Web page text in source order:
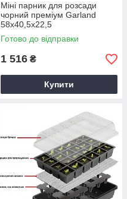
Міні парник для розсади
чорний преміум Garland
58x40,5x22,5
Готово до відправки
1 516 ₴
Купити